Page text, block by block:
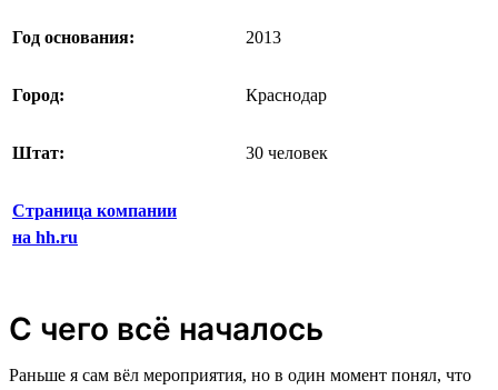
Год основания: 2013
Город: Краснодар
Штат: 30 человек
Страница компании
на hh.ru
С чего всё началось
Раньше я сам вёл мероприятия, но в один момент понял, что